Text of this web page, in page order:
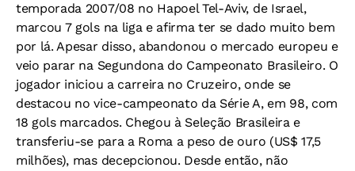
temporada 2007/08 no Hapoel Tel-Aviv, de Israel,
marcou 7 gols na liga e afirma ter se dado muito bem
por lá. Apesar disso, abandonou o mercado europeu e
veio parar na Segundona do Campeonato Brasileiro. O
jogador iniciou a carreira no Cruzeiro, onde se
destacou no vice-campeonato da Série A, em 98, com
18 gols marcados. Chegou à Seleção Brasileira e
transferiu-se para a Roma a peso de ouro (US$ 17,5
milhões), mas decepcionou. Desde então, não